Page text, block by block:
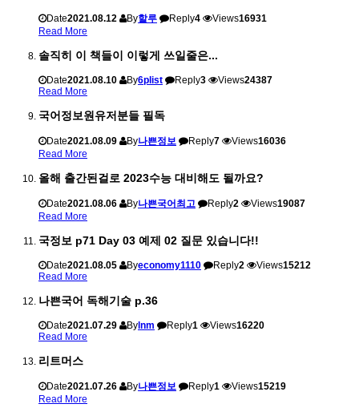
Date2021.08.12 By할루 Reply4 Views16931
Read More
솔직히 이 책들이 이렇게 쓰일줄은...
Date2021.08.10 By6plist Reply3 Views24387
Read More
국어정보원유저분들 필독
Date2021.08.09 By나쁜정보 Reply7 Views16036
Read More
올해 출간된걸로 2023수능 대비해도 될까요?
Date2021.08.06 By나쁜국어최고 Reply2 Views19087
Read More
국정보 p71 Day 03 예제 02 질문 있습니다!!
Date2021.08.05 Byeconomy1110 Reply2 Views15212
Read More
나쁜국어 독해기술 p.36
Date2021.07.29 By lnm Reply1 Views16220
Read More
리트머스
Date2021.07.26 By나쁜정보 Reply1 Views15219
Read More